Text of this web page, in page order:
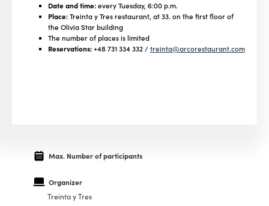
Date and time:every Tuesday, 6:00 p.m.
Place:Treinta y Tres restaurant, at 33. on the first floor of
the Olivia Star building
The number of places is limited
Reservations:+48 731 334 332 /treinta@arcorestaurant.com
Max. Number of participants
Organizer
Treinta y Tres